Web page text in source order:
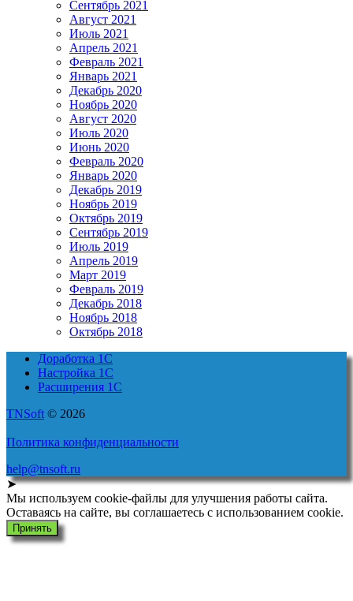
Сентябрь 2021
Август 2021
Июль 2021
Апрель 2021
Февраль 2021
Январь 2021
Декабрь 2020
Ноябрь 2020
Август 2020
Июль 2020
Июнь 2020
Февраль 2020
Январь 2020
Декабрь 2019
Ноябрь 2019
Октябрь 2019
Сентябрь 2019
Июль 2019
Апрель 2019
Март 2019
Февраль 2019
Декабрь 2018
Ноябрь 2018
Октябрь 2018
Доработка 1С
Настройка 1С
Расширения 1С
TNSoft © 2026
Политика конфиденциальности
help@tnsoft.ru
➤
Мы используем cookie-файлы для улучшения работы сайта.
Оставаясь на сайте, вы соглашаетесь с использованием cookie.
Принять